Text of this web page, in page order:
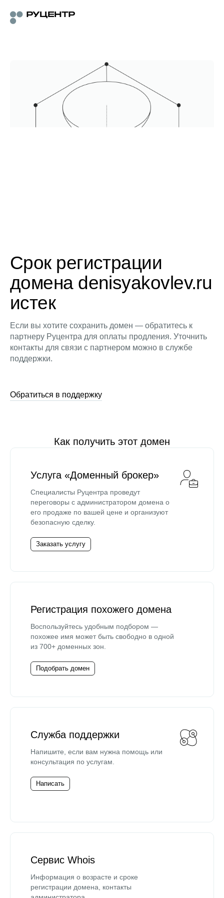
Срок регистрации
домена denisyakovlev.ru
истек
Если вы хотите сохранить домен — обратитесь к
партнеру Руцентра для оплаты продления. Уточнить
контакты для связи с партнером можно в службе
поддержки.
Обратиться в поддержку
Как получить этот домен
Услуга «Доменный брокер»
Специалисты Руцентра проведут
переговоры с администратором домена о
его продаже по вашей цене и организуют
безопасную сделку.
Заказать услугу
Регистрация похожего домена
Воспользуйтесь удобным подбором —
похожее имя может быть свободно в одной
из 700+ доменных зон.
Подобрать домен
Служба поддержки
Напишите, если вам нужна помощь или
консультация по услугам.
Написать
Сервис Whois
Информация о возрасте и сроке
регистрации домена, контакты